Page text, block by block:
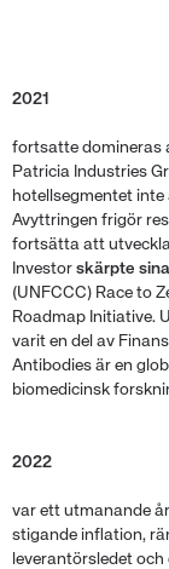
2021
fortsatte domineras
Patricia Industries
hotellsegmentet
Avyttringen frigör
fortsätta att
Investor skärpte
(UNFCCC) Race to
Roadmap Initiative.
varit en del av
Antibodies är en
biomedicinsk
2022
var ett utmanande
stigande inflation,
leverantörsledet